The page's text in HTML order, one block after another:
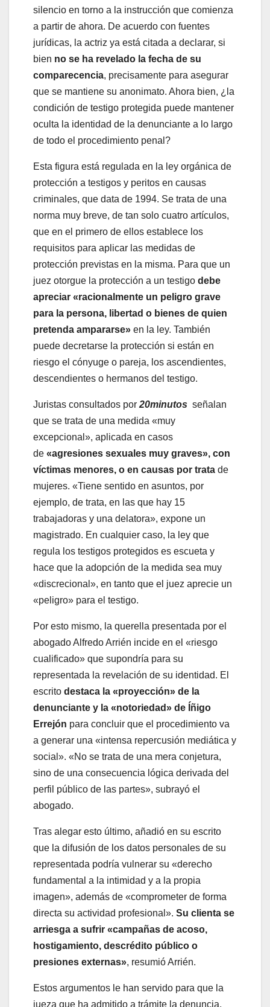
silencio en torno a la instrucción que comienza
a partir de ahora. De acuerdo con fuentes
jurídicas, la actriz ya está citada a declarar, si
bien no se ha revelado la fecha de su
comparecencia, precisamente para asegurar
que se mantiene su anonimato. Ahora bien, ¿la
condición de testigo protegida puede mantener
oculta la identidad de la denunciante a lo largo
de todo el procedimiento penal?
Esta figura está regulada en la ley orgánica de
protección a testigos y peritos en causas
criminales, que data de 1994. Se trata de una
norma muy breve, de tan solo cuatro artículos,
que en el primero de ellos establece los
requisitos para aplicar las medidas de
protección previstas en la misma. Para que un
juez otorgue la protección a un testigo debe
apreciar «racionalmente un peligro grave
para la persona, libertad o bienes de quien
pretenda ampararse» en la ley. También
puede decretarse la protección si están en
riesgo el cónyuge o pareja, los ascendientes,
descendientes o hermanos del testigo.
Juristas consultados por 20minutos señalan
que se trata de una medida «muy
excepcional», aplicada en casos
de «agresiones sexuales muy graves», con
víctimas menores, o en causas por trata de
mujeres. «Tiene sentido en asuntos, por
ejemplo, de trata, en las que hay 15
trabajadoras y una delatora», expone un
magistrado. En cualquier caso, la ley que
regula los testigos protegidos es escueta y
hace que la adopción de la medida sea muy
«discrecional», en tanto que el juez aprecie un
«peligro» para el testigo.
Por esto mismo, la querella presentada por el
abogado Alfredo Arrién incide en el «riesgo
cualificado» que supondría para su
representada la revelación de su identidad. El
escrito destaca la «proyección» de la
denunciante y la «notoriedad» de Íñigo
Errejón para concluir que el procedimiento va
a generar una «intensa repercusión mediática y
social». «No se trata de una mera conjetura,
sino de una consecuencia lógica derivada del
perfil público de las partes», subrayó el
abogado.
Tras alegar esto último, añadió en su escrito
que la difusión de los datos personales de su
representada podría vulnerar su «derecho
fundamental a la intimidad y a la propia
imagen», además de «comprometer de forma
directa su actividad profesional». Su clienta se
arriesga a sufrir «campañas de acoso,
hostigamiento, descrédito público o
presiones externas», resumió Arrién.
Estos argumentos le han servido para que la
jueza que ha admitido a trámite la denuncia,